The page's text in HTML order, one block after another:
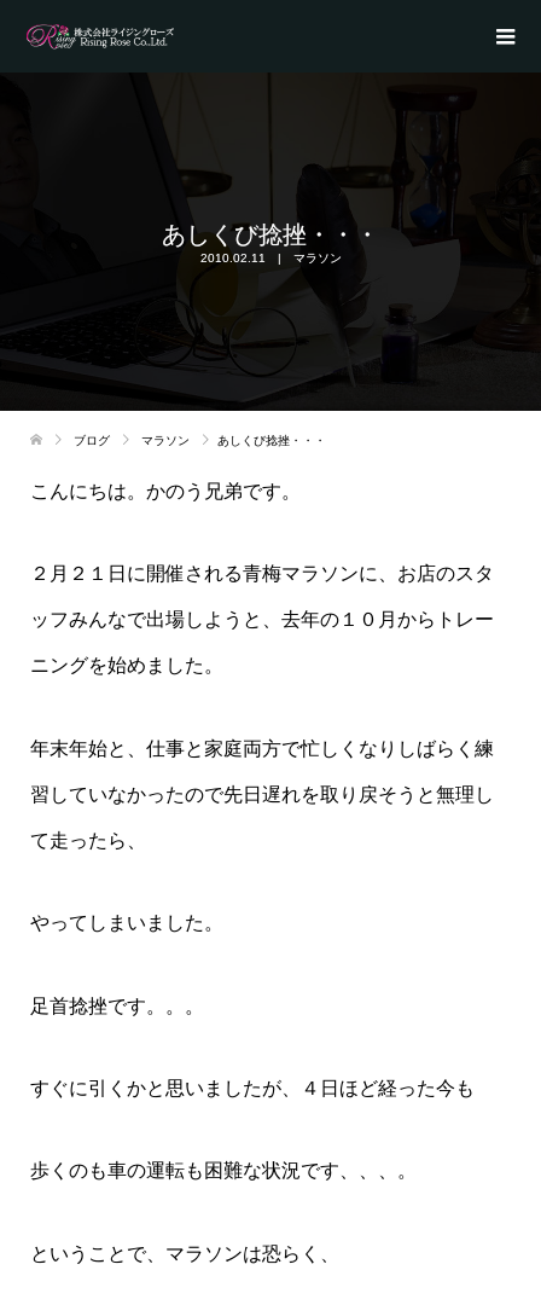
あしくび捻挫・・・
2010.02.11 マラソン
ブログ マラソン あしくび捻挫・・・
こんにちは。かのう兄弟です。
２月２１日に開催される青梅マラソンに、お店のスタ
ッフみんなで出場しようと、去年の１０月からトレー
ニングを始めました。
年末年始と、仕事と家庭両方で忙しくなりしばらく練
習していなかったので先日遅れを取り戻そうと無理し
て走ったら、
やってしまいました。
足首捻挫です。。。
すぐに引くかと思いましたが、４日ほど経った今も
歩くのも車の運転も困難な状況です、、、。
ということで、マラソンは恐らく、